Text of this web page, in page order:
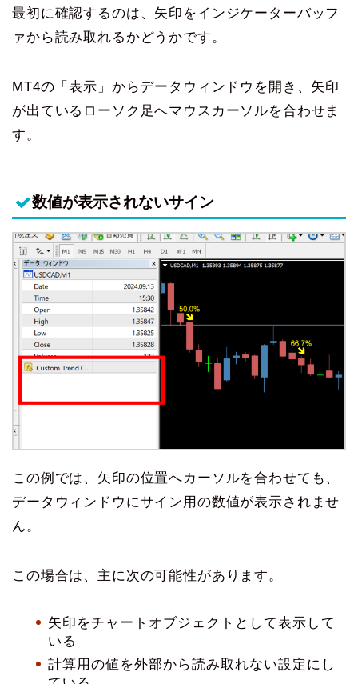
最初に確認するのは、矢印をインジケーターバッフ
ァから読み取れるかどうかです。
MT4の「表示」からデータウィンドウを開き、矢印
が出ているローソク足へマウスカーソルを合わせま
す。
数値が表示されないサイン
この例では、矢印の位置へカーソルを合わせても、
データウィンドウにサイン用の数値が表示されませ
ん。
この場合は、主に次の可能性があります。
矢印をチャートオブジェクトとして表示して
いる
計算用の値を外部から読み取れない設定にし